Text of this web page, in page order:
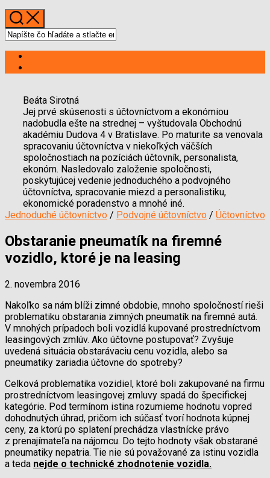
Beáta Sirotná
Jej prvé skúsenosti s účtovníctvom a ekonómiou
nadobudla ešte na strednej – vyštudovala Obchodnú
akadémiu Dudova 4 v Bratislave. Po maturite sa venovala
spracovaniu účtovníctva v niekoľkých väčších
spoločnostiach na pozíciách účtovník, personalista,
ekonóm. Nasledovalo založenie spoločnosti,
poskytujúcej vedenie jednoduchého a podvojného
účtovníctva, spracovanie miezd a personalistiku,
ekonomické poradenstvo a mnohé iné.
Jednoduché účtovníctvo / Podvojné účtovníctvo / Účtovníctvo
Obstaranie pneumatík na firemné
vozidlo, ktoré je na leasing
2. novembra 2016
Nakoľko sa nám blíži zimné obdobie, mnoho spoločností rieši
problematiku obstarania zimných pneumatík na firemné autá.
V mnohých prípadoch boli vozidlá kupované prostredníctvom
leasingových zmlúv. Ako účtovne postupovať? Zvyšuje
uvedená situácia obstarávaciu cenu vozidla, alebo sa
pneumatiky zariadia účtovne do spotreby?
Celková problematika vozidiel, ktoré boli zakupované na firmu
prostredníctvom leasingovej zmluvy spadá do špecifickej
kategórie. Pod termínom istina rozumieme hodnotu vopred
dohodnutých úhrad, pričom ich súčasť tvorí hodnota kúpnej
ceny, za ktorú po splatení prechádza vlastnícke právo
z prenajímateľa na nájomcu. Do tejto hodnoty však obstarané
pneumatiky nepatria. Tie nie sú považované za istinu vozidla
a teda nejde o technické zhodnotenie vozidla.